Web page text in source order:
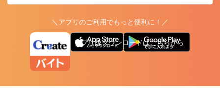
＼アプリのご利用でもっと便利に！／
アプリ版ダウンロードはこちらから